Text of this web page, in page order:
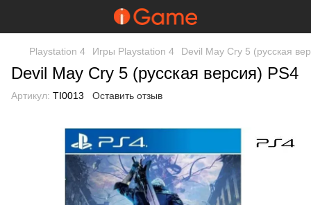
Playstation 4 Игры Playstation 4 Devil May Cry 5 (русская
Devil May Cry 5 (русская версия) PS4
Артикул: TI0013 Оставить отзыв